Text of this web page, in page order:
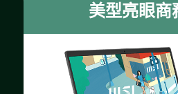
美型亮眼商